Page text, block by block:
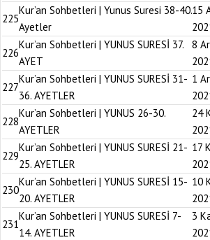
225
Kur’an Sohbetleri | Yunus Suresi 38-40.
Ayetler
15
226
Kur’an Sohbetleri | YUNUS SURESİ 37.
AYET
8
227
Kur’an Sohbetleri | YUNUS SURESİ 31-
36. AYETLER
1
228
Kur’an Sohbetleri | YUNUS 26-30.
AYETLER
24
229
Kur’an Sohbetleri | YUNUS SURESİ 21-
25. AYETLER
17
230
Kur’an Sohbetleri | YUNUS SURESİ 15-
20. AYETLER
10
231
Kur’an Sohbetleri | YUNUS SURESİ 7-
14. AYETLER
3